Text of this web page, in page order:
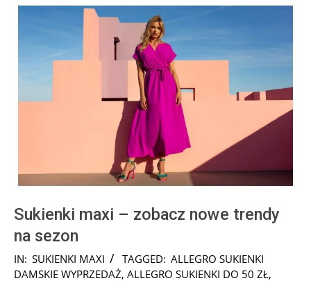
Sukienki maxi – zobacz nowe trendy
na sezon
2025-
10-
IN: SUKIENKI MAXI TAGGED: ALLEGRO SUKIENKI
DAMSKIE WYPRZEDAŻ, ALLEGRO SUKIENKI DO 50 ZŁ,